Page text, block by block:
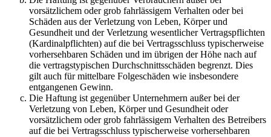
vorsätzlichem oder grob fahrlässigem Verhalten oder bei
Schäden aus der Verletzung von Leben, Körper und
Gesundheit und der Verletzung wesentlicher Vertragspflichten
(Kardinalpflichten) auf die bei Vertragsschluss typischerweise
vorhersehbaren Schäden und im übrigen der Höhe nach auf
die vertragstypischen Durchschnittsschäden begrenzt. Dies
gilt auch für mittelbare Folgeschäden wie insbesondere
entgangenen Gewinn.
Die Haftung ist gegenüber Unternehmern außer bei der
Verletzung von Leben, Körper und Gesundheit oder
vorsätzlichem oder grob fahrlässigem Verhalten des Betreibers
auf die bei Vertragsschluss typischerweise vorhersehbaren